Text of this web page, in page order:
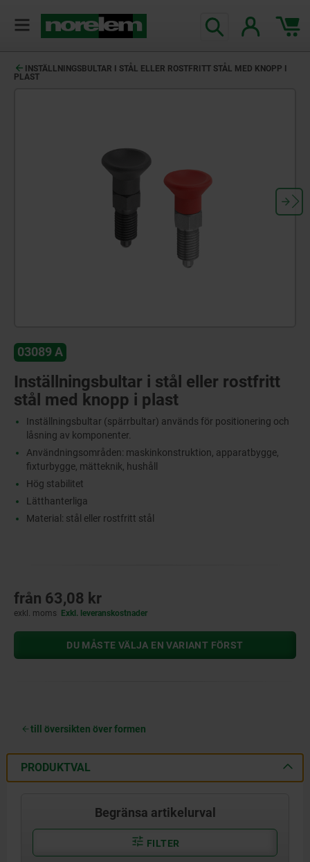
INSTÄLLNINGSBULTAR I STÅL ELLER ROSTFRITT STÅL MED KNOPP I
PLAST
03089 A
Inställningsbultar i stål eller rostfritt
stål med knopp i plast
Inställningsbultar (spärrbultar) används för positionering och
låsning av komponenter.
Användningsområden: maskinkonstruktion, apparatbygge,
fixturbygge, mätteknik, hushåll
Hög stabilitet
Lätthanterliga
Material: stål eller rostfritt stål
från 63,08 kr
exkl. moms Exkl. leveranskostnader
DU MÅSTE VÄLJA EN VARIANT FÖRST
till översikten över formen
PRODUKTVAL
Begränsa artikelurval
FILTER